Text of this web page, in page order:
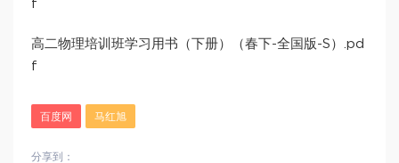
f
高二物理培训班学习用书（下册）（春下-全国版-S）.pd
f
百度网 马红旭
分享到：